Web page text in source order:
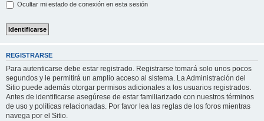
Ocultar mi estado de conexión en esta sesión
REGISTRARSE
Para autenticarse debe estar registrado. Registrarse tomará solo unos pocos
segundos y le permitirá un amplio acceso al sistema. La Administración del
Sitio puede además otorgar permisos adicionales a los usuarios registrados.
Antes de identificarse asegúrese de estar familiarizado con nuestros términos
de uso y políticas relacionadas. Por favor lea las reglas de los foros mientras
navega por el Sitio.